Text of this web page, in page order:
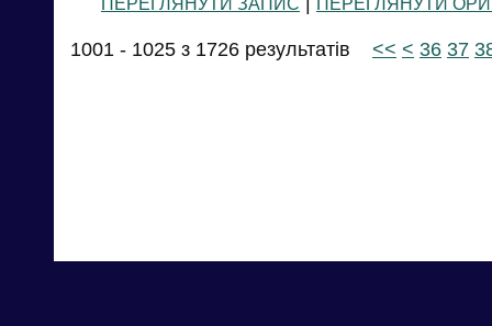
ПЕРЕГЛЯНУТИ ЗАПИС ПЕРЕГЛЯНУТИ
1001 - 1025 з 1726 результатів << < 36 37